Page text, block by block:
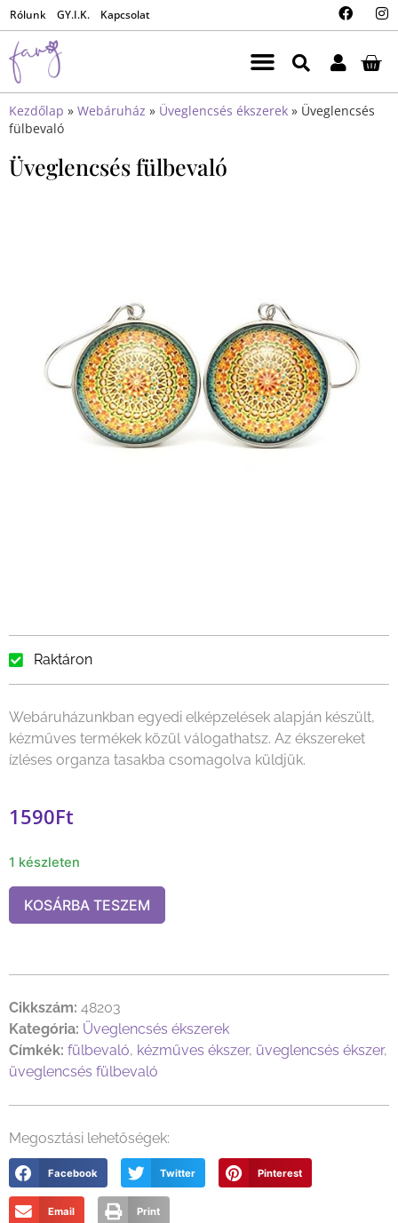
Rólunk GY.I.K. Kapcsolat
Kezdőlap » Webáruház » Üveglencsés ékszerek » Üveglencsés
fülbevaló
Üveglencsés fülbevaló
Raktáron
Webáruházunkban egyedi elképzelések alapján készült,
kézműves termékek közül válogathatsz. Az ékszereket
ízléses organza tasakba csomagolva küldjük.
1590Ft
1 készleten
KOSÁRBA TESZEM
Cikkszám: 48203
Kategória: Üveglencsés ékszerek
Címkék: fülbevaló, kézműves ékszer, üveglencsés ékszer,
üveglencsés fülbevaló
Megosztási lehetőségek:
Facebook Twitter Pinterest
Email Print